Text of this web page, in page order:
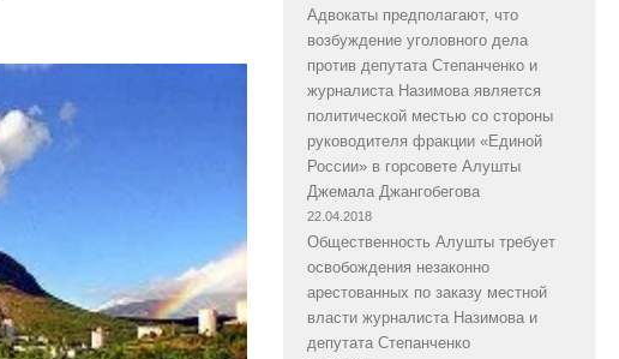
Адвокаты предполагают, что
возбуждение уголовного дела
против депутата Степанченко и
журналиста Назимова является
политической местью со стороны
руководителя фракции «Единой
России» в горсовете Алушты
Джемала Джангобегова
22.04.2018
Общественность Алушты требует
освобождения незаконно
арестованных по заказу местной
власти журналиста Назимова и
депутата Степанченко